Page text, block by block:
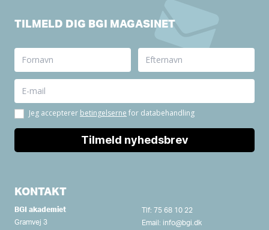
KONTAKT
BGI akademiet
Gramvej 3
Tlf: 75 68 10 22
Email: info@bgi.dk
TILMELD DIG BGI MAGASINET